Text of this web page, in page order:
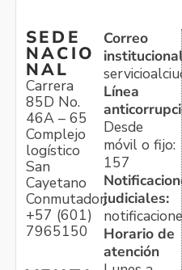
SEDE
NACIO
NAL
Carrera
85D No.
46A – 65
Complejo
logístico
San
Cayetano
Conmutador:
+57 (601)
7965150
Correo
Línea
Desde
móvil o fijo:
157
judiciales:
Horario de
atención